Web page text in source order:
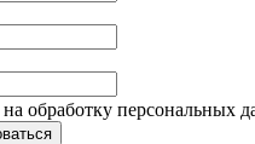
на обработку персональных